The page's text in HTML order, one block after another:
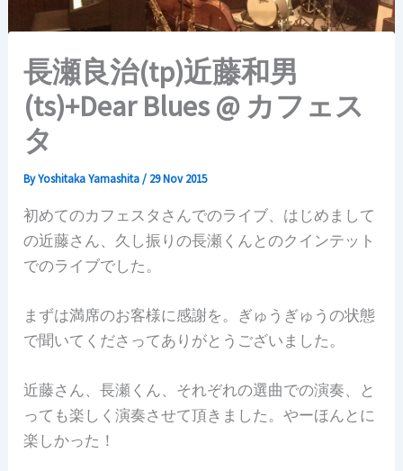
長瀬良治(tp)近藤和男
(ts)+Dear Blues @ カフェス
タ
ByYoshitaka Yamashita/ 29 Nov 2015
初めてのカフェスタさんでのライブ、はじめまして
の近藤さん、久し振りの長瀬くんとのクインテット
でのライブでした。
まずは満席のお客様に感謝を。ぎゅうぎゅうの状態
で聞いてくださってありがとうございました。
近藤さん、長瀬くん、それぞれの選曲での演奏、と
っても楽しく演奏させて頂きました。やーほんとに
楽しかった！